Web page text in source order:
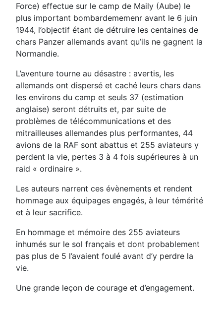
Force) effectue sur le camp de Maily (Aube) le
plus important bombardememenr avant le 6 juin
1944, l’objectif étant de détruire les centaines de
chars Panzer allemands avant qu’ils ne gagnent la
Normandie.
L’aventure tourne au désastre : avertis, les
allemands ont dispersé et caché leurs chars dans
les environs du camp et seuls 37 (estimation
anglaise) seront détruits et, par suite de
problèmes de télécommunications et des
mitrailleuses allemandes plus performantes, 44
avions de la RAF sont abattus et 255 aviateurs y
perdent la vie, pertes 3 à 4 fois supérieures à un
raid « ordinaire ».
Les auteurs narrent ces évènements et rendent
hommage aux équipages engagés, à leur témérité
et à leur sacrifice.
En hommage et mémoire des 255 aviateurs
inhumés sur le sol français et dont probablement
pas plus de 5 l’avaient foulé avant d’y perdre la
vie.
Une grande leçon de courage et d’engagement.